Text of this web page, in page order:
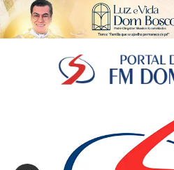
Sair da